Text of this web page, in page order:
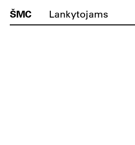
ŠMC Lankytojams